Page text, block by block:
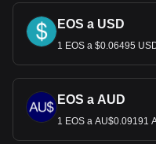
EOS a USD
1 EOS a $0.06495
EOS a AUD
1 EOS a AU$0.09191